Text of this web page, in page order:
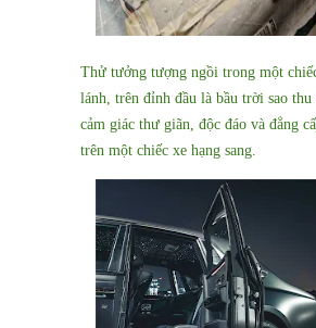
Thử tưởng tượng ngồi trong một
lánh, trên đỉnh đầu là bầu trời sao thu
cảm giác thư giãn, độc đáo và đẳng
trên một chiếc xe hạng sang.